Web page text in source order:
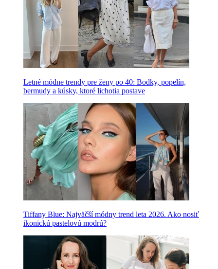
Letné módne trendy pre ženy po 40: Bodky, popelín,
bermudy a kúsky, ktoré lichotia postave
Tiffany Blue: Najväčší módny trend leta 2026. Ako nosiť
ikonickú pastelovú modrú?